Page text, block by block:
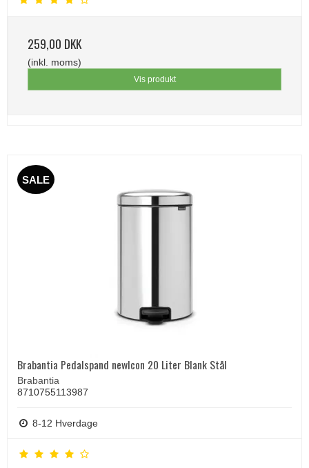
259,00 DKK
(inkl. moms)
Vis produkt
SALE
Brabantia Pedalspand newIcon 20 Liter Blank Stål
Brabantia
8710755113987
8-12 Hverdage